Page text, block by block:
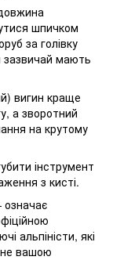
шпичком
за голівку
зазвичай мають
вигин краще
а зворотний
на крутому
інструмент
з кисті.
альпіністи, які
вашою